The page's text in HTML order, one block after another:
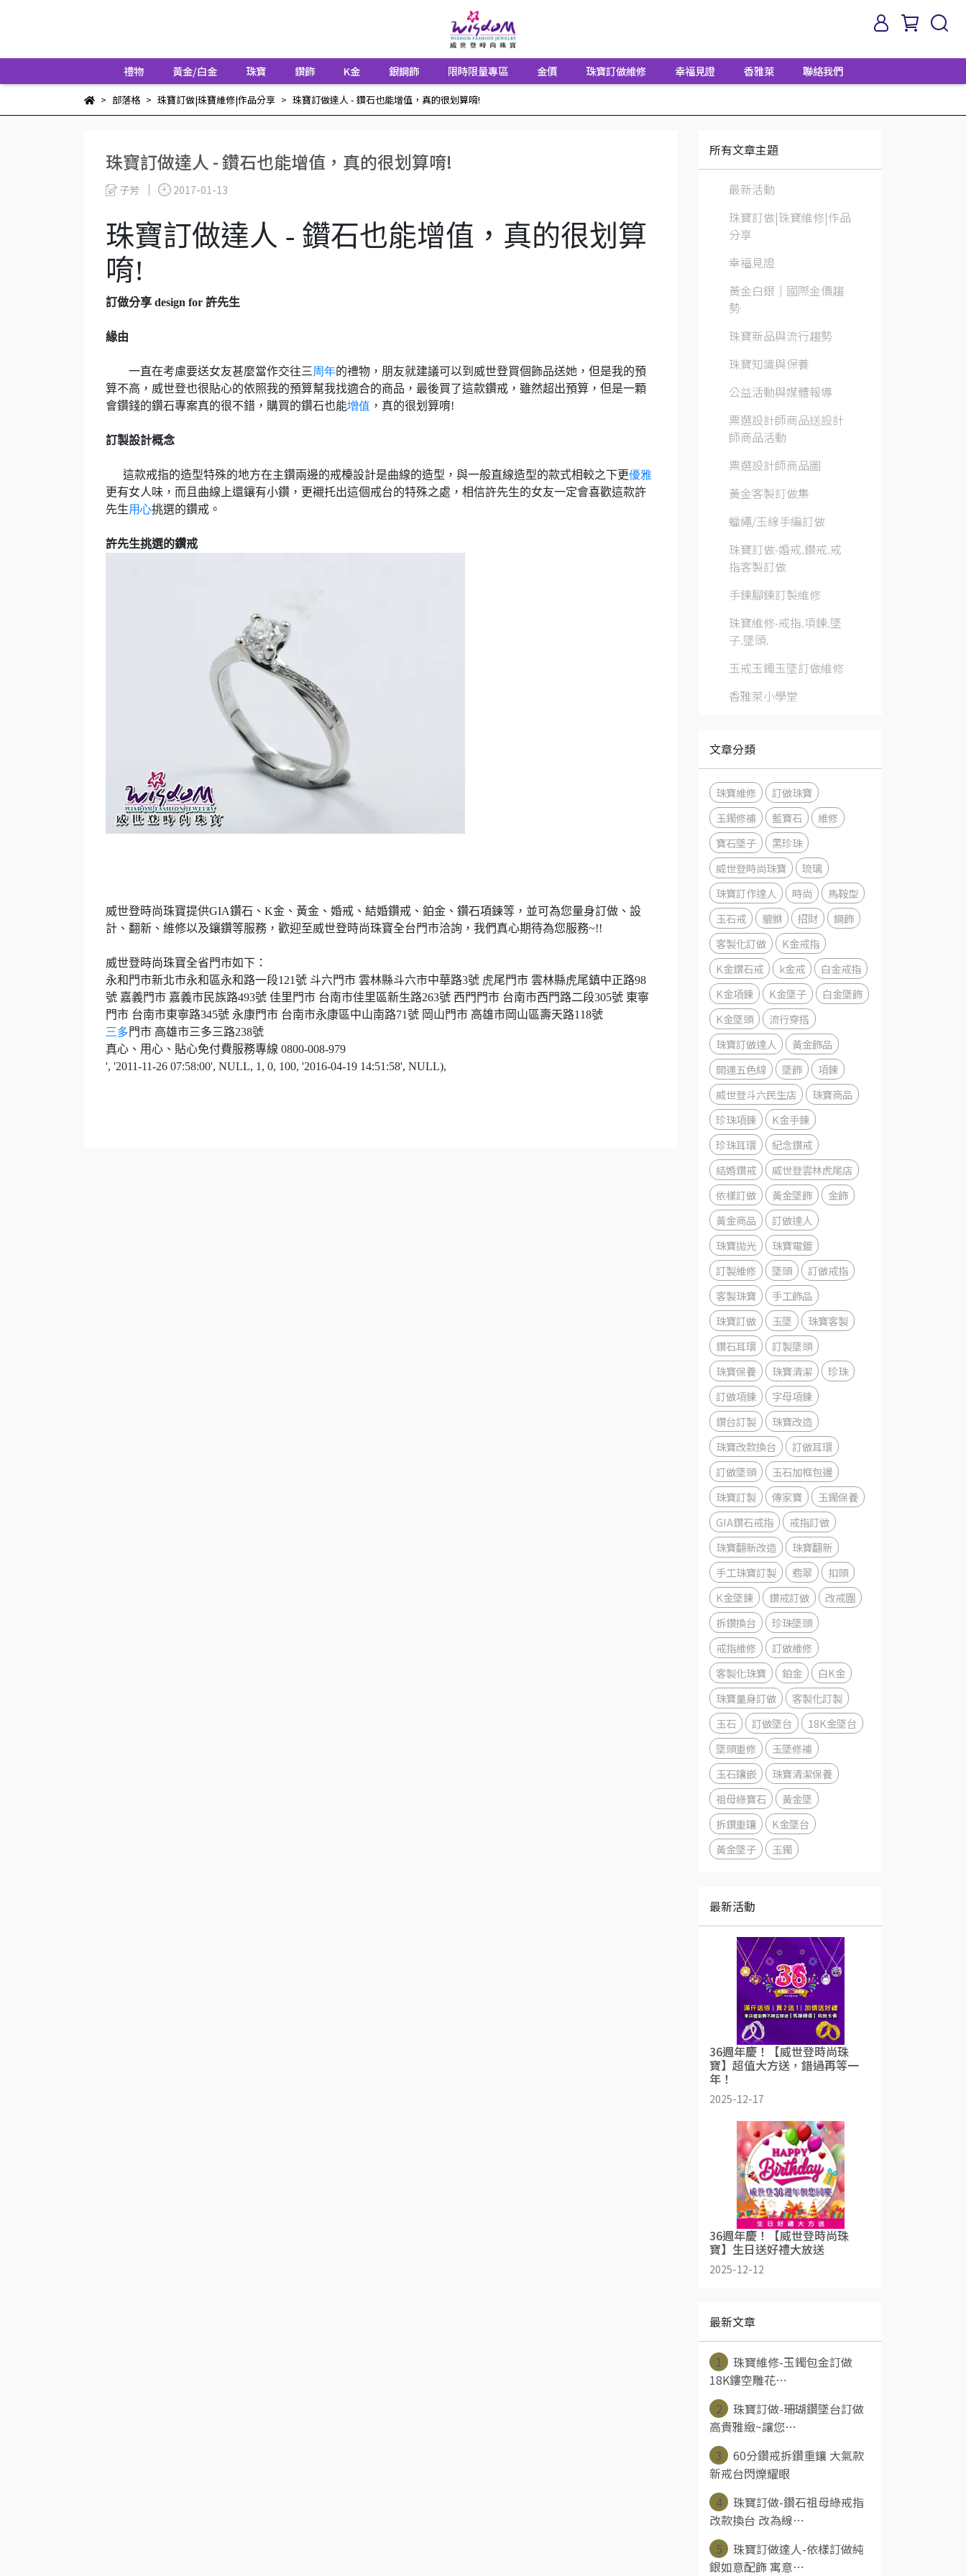
禮物 黃金/白金 珠寶 鑽飾 K金 銀鋼飾 限時限量專區 金價 珠寶訂做維修 幸福見證 香雅萊 聯絡我們
部落格 珠寶訂做|珠寶維修|作品分享 珠寶訂做達人 - 鑽石也能增值，真的很划算唷!
珠寶訂做達人 - 鑽石也能增值，真的很划算唷!
子芳 2017-01-13
珠寶訂做達人 - 鑽石也能增值，真的很划算
唷!
訂做分享 design for 許先生
緣由
一直在考慮要送女友甚麼當作交往三 周年的禮物，朋友就建議可以到威世登買個飾品送她，但是我的預
算不高，威世登也很貼心的依照我的預算幫我找適合的商品，最後買了這款鑽戒，雖然超出預算，但是一顆
會鑽錢的鑽石專案真的很不錯，購買的鑽石也能增值 ，真的很划算唷!
訂製設計概念
這款戒指的造型特殊的地方在主鑽兩邊的戒檯設計是曲線的造型，與一般直線造型的款式相較之下更優雅
更有女人味，而且曲線上還鑲有小鑽，更襯托出這個戒台的特殊之處，相信許先生的女友一定會喜歡這款許
先生用心挑選的鑽戒。
許先生挑選的鑽戒
威世登時尚珠寶提供GIA鑽石、 K金、黃金、婚戒、結婚鑽戒、鉑金、鑽石項鍊等，並可為您量身訂做、設
計、翻新、維修以及鑲鑽等服務，歡迎至威世登時尚珠寶全台門市洽詢，我們真心期待為您服務~!!
威世登時尚珠寶全省門市如下：
永和門市新北市永和區永和路一段121號 斗六門市 雲林縣斗六市中華路3號 虎尾門市 雲林縣虎尾鎮中正路98
號 嘉義門市 嘉義市民族路493號 佳里門市 台南市佳里區新生路263號 西門門市 台南市西門路二段305號 東寧
門市 台南市東寧路345號 永康門市 台南市永康區中山南路71號 岡山門市 高雄市岡山區壽天路118號
三多門市 高雄市三多三路238號
真心、用心、貼心免付費服務專線 0800-008-979
', '2011-11-26 07:58:00', NULL, 1, 0, 100, '2016-04-19 14:51:58', NULL),
所有文章主題
最新活動
珠寶訂做|珠寶維修|作品
分享
幸福見證
黃金白銀│國際金價趨
勢
珠寶新品與流行趨勢
珠寶知識與保養
公益活動與媒體報導
票選設計師商品送設計
師商品活動
票選設計師商品圖
黃金客製訂做集
蠟繩/玉線手編訂做
珠寶訂做-婚戒.鑽戒.戒
指客製訂做
手鍊腳鍊訂製維修
珠寶維修-戒指.項鍊.墜
子.墜頭.
玉戒玉鐲玉墜訂做維修
香雅萊小學堂
文章分類
珠寶維修
訂做珠寶
玉鐲修補
藍寶石
維修
寶石墜子
黑珍珠
威世登時尚珠寶
琉璃
珠寶訂作達人
時尚
馬鞍型
玉石戒
貔貅 招財
鋼飾
客製化訂做
K金戒指
K金鑽石戒
k金戒
白金戒指
K金項鍊
K金墜子
白金墜飾
K金墜頭
流行穿搭
珠寶訂做達人
黃金飾品
開運五色線
墜飾
項鍊
威世登斗六民生店
珠寶商品
珍珠項鍊
K金手鍊
珍珠耳環
紀念鑽戒
結婚鑽戒
威世登雲林虎尾店
依樣訂做
黃金墜飾
金飾
黃金商品
訂做達人
珠寶拋光
珠寶電鍍
訂製維修
墜頭
訂做戒指
客製珠寶
手工飾品
珠寶訂做
玉墜
珠寶客製
鑽石耳環
訂製墜頭
珠寶保養
珠寶清潔
珍珠
訂做項鍊
字母項鍊
鑽台訂製
珠寶改造
珠寶改款換台
訂做耳環
訂做墜頭
玉石加框包邊
珠寶訂製
傳家寶
玉鐲保養
GIA鑽石戒指
戒指訂做
珠寶翻新改造
珠寶翻新
手工珠寶訂製
翡翠
扣頭
K金墜鍊
鑽戒訂做
改戒圍
拆鑽換台
珍珠墜頭
戒指維修
訂做維修
客製化珠寶
鉑金
白K金
珠寶量身訂做
客製化訂製
玉石
訂做墜台
18K金墜台
墜頭重修
玉墜修補
玉石鑲嵌
珠寶清潔保養
祖母綠寶石
黃金墜
拆鑽重鑲
K金墜台
黃金墜子
玉鐲
最新活動
36週年慶！【威世登時尚珠
寶】超值大方送，錯過再等一
年！
2025-12-17
36週年慶！【威世登時尚珠
寶】生日送好禮大放送
2025-12-12
最新文章
1
珠寶維修-玉鐲包金訂做
18K鏤空雕花⋯
2
珠寶訂做-珊瑚鑽墜台訂做
高貴雅緻~讓您⋯
3
60分鑽戒拆鑽重鑲 大氣款
新戒台閃爍耀眼
4
珠寶訂做-鑽石祖母綠戒指
改款換台 改為線⋯
5
珠寶訂做達人-依樣訂做純
銀如意配飾 寓意⋯